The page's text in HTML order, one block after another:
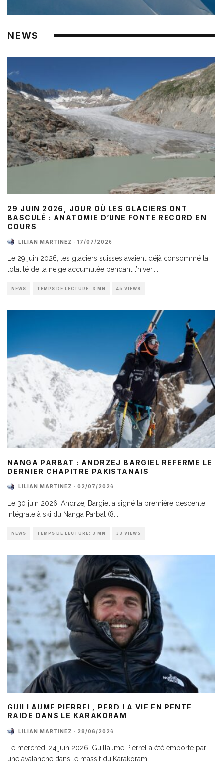
NEWS
29 JUIN 2026, JOUR OÙ LES GLACIERS ONT
BASCULÉ : ANATOMIE D’UNE FONTE RECORD EN
COURS
LILIAN MARTINEZ · 17/07/2026
Le 29 juin 2026, les glaciers suisses avaient déjà consommé la
totalité de la neige accumulée pendant l’hiver,
NEWS TEMPS DE LECTURE: 3 MN 45 VIEWS
NANGA PARBAT : ANDRZEJ BARGIEL REFERME LE
DERNIER CHAPITRE PAKISTANAIS
LILIAN MARTINEZ · 02/07/2026
Le 30 juin 2026, Andrzej Bargiel a signé la première descente
intégrale à ski du Nanga Parbat (8
NEWS TEMPS DE LECTURE: 3 MN 33 VIEWS
GUILLAUME PIERREL, PERD LA VIE EN PENTE
RAIDE DANS LE KARAKORAM
LILIAN MARTINEZ · 28/06/2026
Le mercredi 24 juin 2026, Guillaume Pierrel a été emporté par
une avalanche dans le massif du Karakoram,...